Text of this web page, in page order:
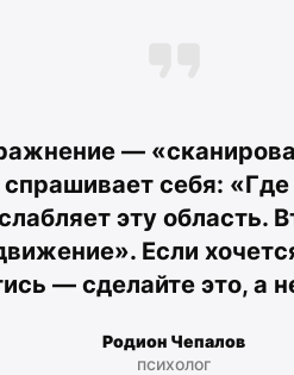
—
себя:
эту область.
Если
— сделайте это, а
Родион Чепалов
психолог